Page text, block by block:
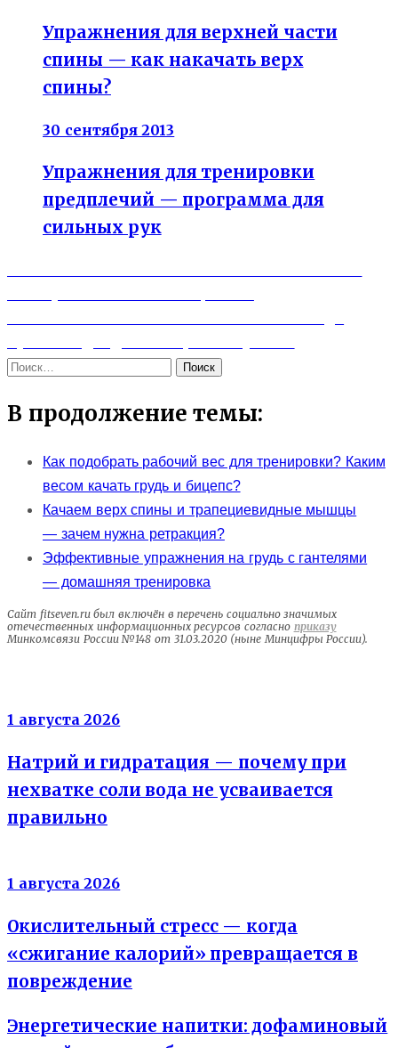
Упражнения для верхней части
спины — как накачать верх
спины?
30 сентября 2013
Упражнения для тренировки
предплечий — программа для
сильных рук
Навигация
по
записям
Найти:
В продолжение темы:
Как подобрать рабочий вес для тренировки? Каким
весом качать грудь и бицепс?
Качаем верх спины и трапециевидные мышцы
— зачем нужна ретракция?
Эффективные упражнения на грудь с гантелями
— домашняя тренировка
Сайт fitseven.ru был включён в перечень социально значимых
отечественных информационных ресурсов согласно приказу
Минкомсвязи России №148 от 31.03.2020 (ныне Минцифры России).
1 августа 2026
Натрий и гидратация — почему при
нехватке соли вода не усваивается
правильно
1 августа 2026
Окислительный стресс — когда
«сжигание калорий» превращается в
повреждение
Энергетические напитки: дофаминовый